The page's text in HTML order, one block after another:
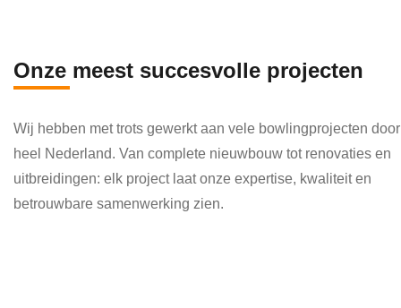
kund
Onze meest succesvolle projecten
Wij hebben met trots gewerkt aan vele bowlingprojecten door
heel Nederland. Van complete nieuwbouw tot renovaties en
uitbreidingen: elk project laat onze expertise, kwaliteit en
betrouwbare samenwerking zien.